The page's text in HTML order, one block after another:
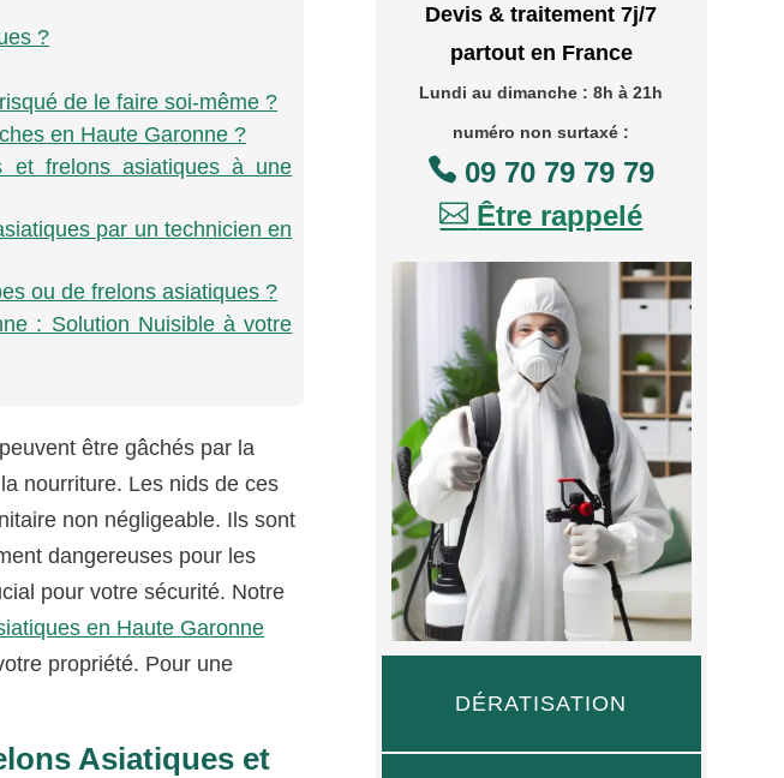
?
de le faire soi-même ?
en Haute Garonne ?
et frelons asiatiques à une
par un technicien en
ou de frelons asiatiques ?
: Solution Nuisible à votre
être gâchés par la
nourriture. Les nids de ces
non négligeable. Ils sont
dangereuses pour les
pour votre sécurité. Notre
en Haute Garonne
propriété. Pour une
Asiatiques et
Devis & traitement 7j/7
partout en France
Lundi au dimanche : 8h à 21h
numéro non surtaxé :
 09 70 79 79 79
 Être rappelé
DÉRATISATION